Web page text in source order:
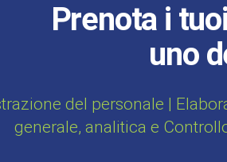
Prenota i tuoi
uno
del personale |
generale, analitica e